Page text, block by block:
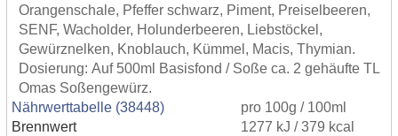
Orangenschale, Pfeffer schwarz, Piment, Preiselbeeren,
SENF, Wacholder, Holunderbeeren, Liebstöckel,
Gewürznelken, Knoblauch, Kümmel, Macis, Thymian.
Dosierung: Auf 500ml Basisfond / Soße ca. 2 gehäufte TL
Omas Soßengewürz.
Nährwerttabelle (38448)
pro 100g / 100ml
Brennwert
1277 kJ / 379 kcal